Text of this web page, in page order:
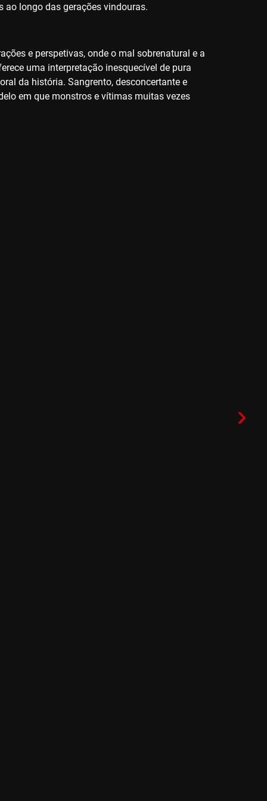
ao longo das gerações vindouras.
e perspetivas, onde o mal sobrenatural e a
uma interpretação inesquecível de pura
da história. Sangrento, desconcertante e
em que monstros e vítimas muitas vezes